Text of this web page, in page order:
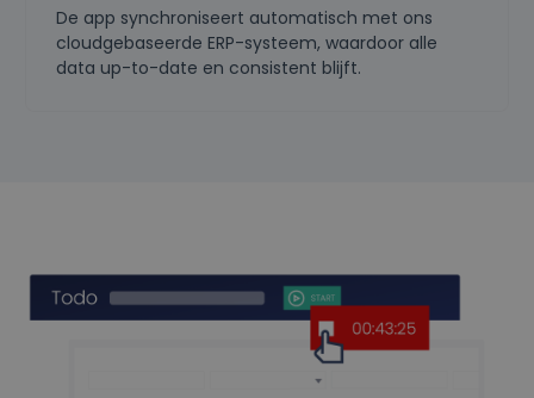
De app synchroniseert automatisch met ons
cloudgebaseerde ERP-systeem, waardoor alle
data up-to-date en consistent blijft.